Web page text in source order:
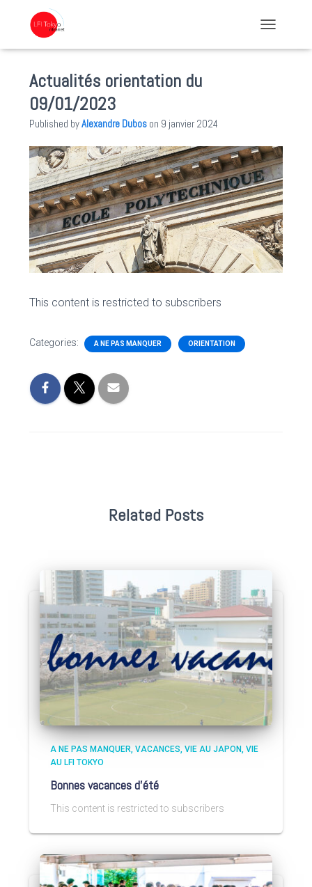
Actualités orientation du
09/01/2023
Published byAlexandre Dubos on 9 janvier 2024
This content is restricted to subscribers
Categories: A NE PAS MANQUER ORIENTATION
Related Posts
A NE PAS MANQUER VACANCES VIE AU JAPON VIE
AU LFI TOKYO
Bonnes vacances d’été
This content is restricted to subscribers